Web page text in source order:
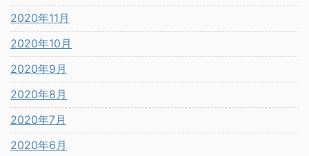
2020年11月
2020年10月
2020年9月
2020年8月
2020年7月
2020年6月